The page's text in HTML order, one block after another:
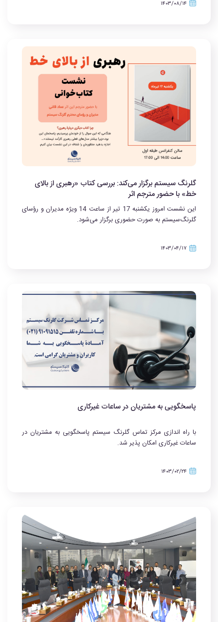
۱۴۰۳/۰۸/۱۴
گلرنگ سیستم برگزار می‌کند: بررسی کتاب «رهبری از بالای
خط» با حضور مترجم اثر
این نشست امروز یکشنبه 17 تیر از ساعت 14 ویژه مدیران و رؤسای
گلرنگ‌سیستم به صورت حضوری برگزار می‌شود.
۱۴۰۳/۰۴/۱۷
پاسخگویی به مشتریان در ساعات غیرکاری
با راه اندازی مرکز تماس گلرنگ سیستم پاسخگویی به مشتریان در
ساعات غیرکاری امکان پذیر شد.
۱۴۰۳/۰۲/۲۴